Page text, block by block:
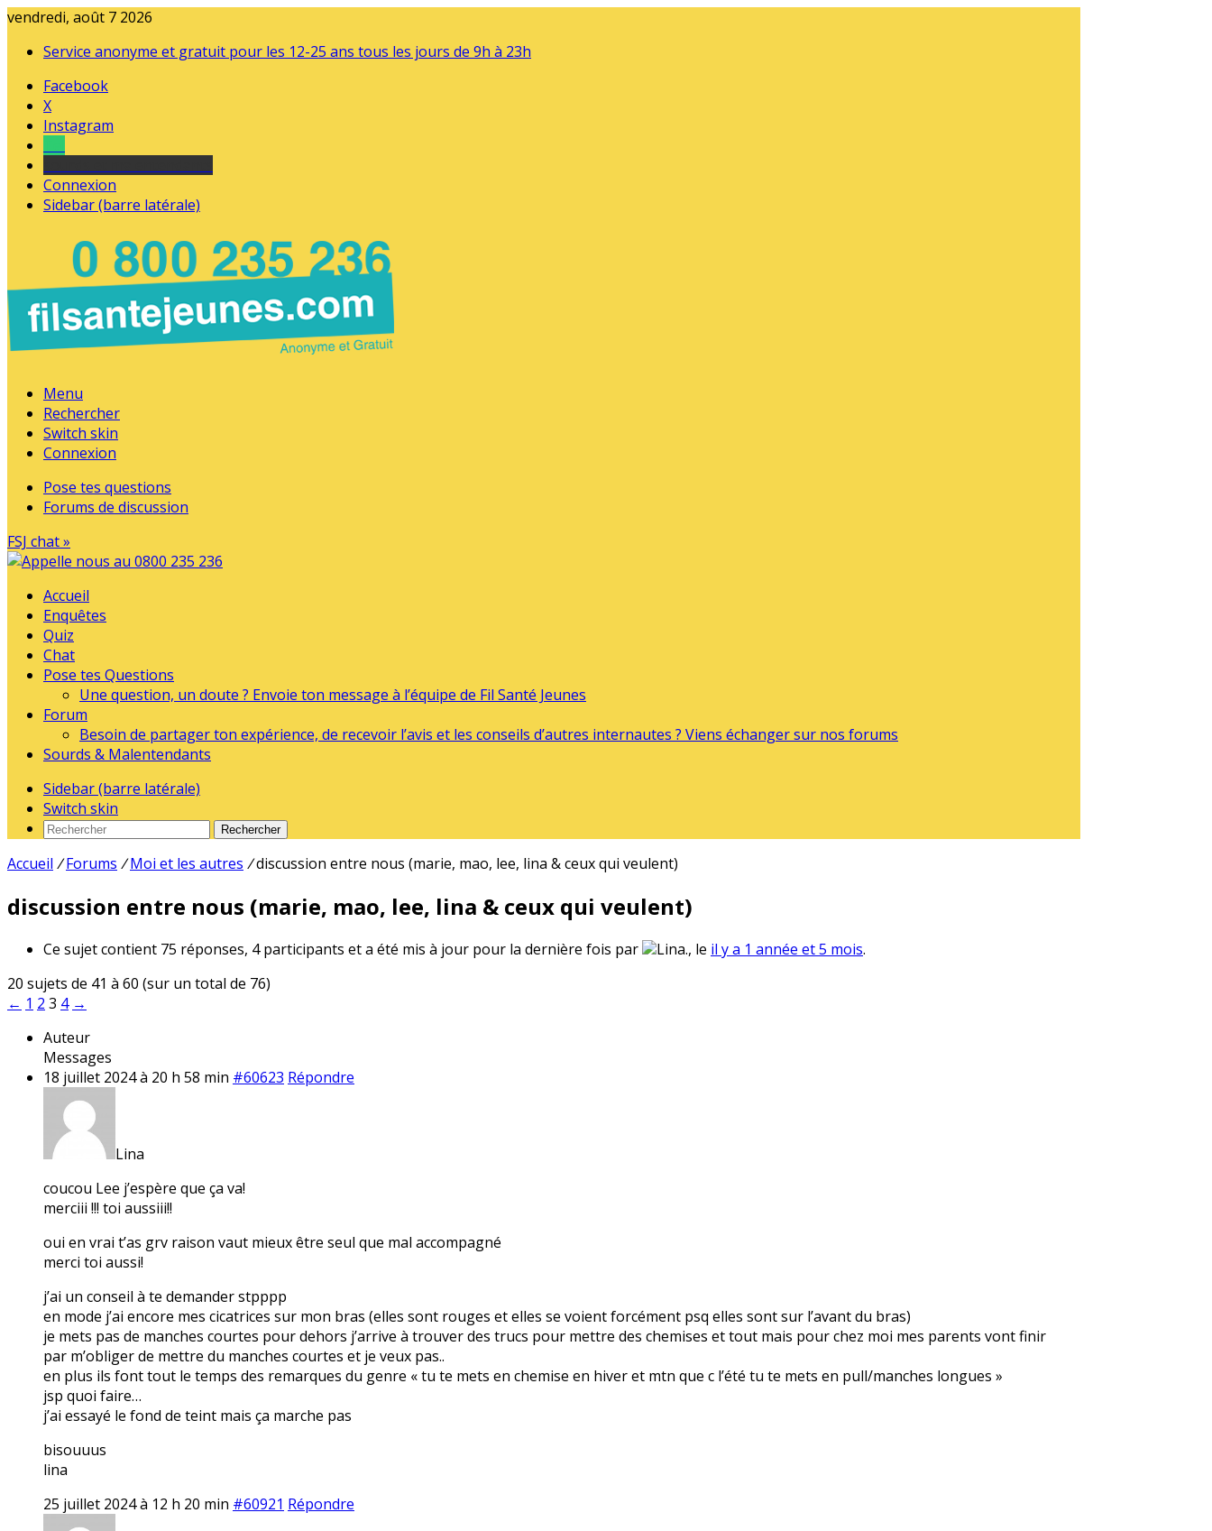
vendredi, août 7 2026
Service anonyme et gratuit pour les 12-25 ans tous les jours de 9h à 23h
Facebook
X
Instagram
Connexion
Sidebar (barre latérale)
Menu
Rechercher
Switch skin
Connexion
Pose tes questions
Forums de discussion
FSJ chat »
Accueil
Enquêtes
Quiz
Chat
Pose tes Questions
Une question, un doute ? Envoie ton message à l’équipe de Fil Santé Jeunes
Forum
Besoin de partager ton expérience, de recevoir l’avis et les conseils d’autres internautes ? Viens échanger sur nos forums
Sourds & Malentendants
Sidebar (barre latérale)
Switch skin
Rechercher
Accueil / Forums / Moi et les autres /discussion entre nous (marie, mao, lee, lina & ceux qui veulent)
discussion entre nous (marie, mao, lee, lina & ceux qui veulent)
Ce sujet contient 75 réponses, 4 participants et a été mis à jour pour la dernière fois par Lina., le il y a 1 année et 5 mois.
20 sujets de 41 à 60 (sur un total de 76)
← 1 2 3 4 →
Auteur
Messages
18 juillet 2024 à 20 h 58 min #60623 Répondre
Lina
coucou Lee j’espère que ça va!
merciii !!! toi aussiii!!
oui en vrai t’as grv raison vaut mieux être seul que mal accompagné
merci toi aussi!
j’ai un conseil à te demander stpppp
en mode j’ai encore mes cicatrices sur mon bras (elles sont rouges et elles se voient forcément psq elles sont sur l’avant du bras)
je mets pas de manches courtes pour dehors j’arrive à trouver des trucs pour mettre des chemises et tout mais pour chez moi mes parents vont finir
par m’obliger de mettre du manches courtes et je veux pas..
en plus ils font tout le temps des remarques du genre « tu te mets en chemise en hiver et mtn que c l’été tu te mets en pull/manches longues »
jsp quoi faire…
j’ai essayé le fond de teint mais ça marche pas
bisouuus
lina
25 juillet 2024 à 12 h 20 min #60921 Répondre